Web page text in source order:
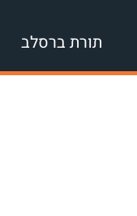
תורת ברסלב